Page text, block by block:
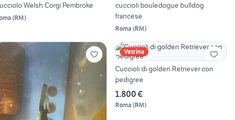
Welsh Corgi Pembroke
(RM)
cuccioli bouledogue bulldog
francese
Roma (RM)
Vetrina
Cuccioli di golden Retriever con
pedigree
1.800 €
Roma (RM)